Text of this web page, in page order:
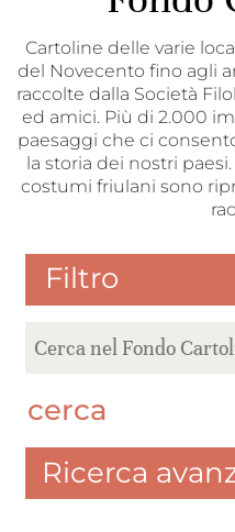
Cartoline delle varie
del Novecento fino agli
raccolte dalla Società
ed amici. Più di 2.000
paesaggi che ci
la storia dei nostri
costumi friulani sono
Filtro
cerca
Ricerca